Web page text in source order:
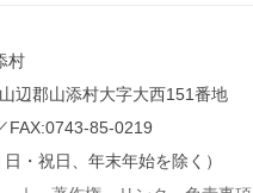
村
辺郡山添村大字大西151番地
FAX:0743-85-0219
・祝日、年末年始を除く）